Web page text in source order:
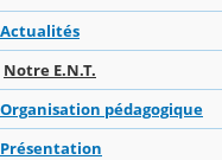
Actualités
Notre E.N.T.
Organisation pédagogique
Présentation